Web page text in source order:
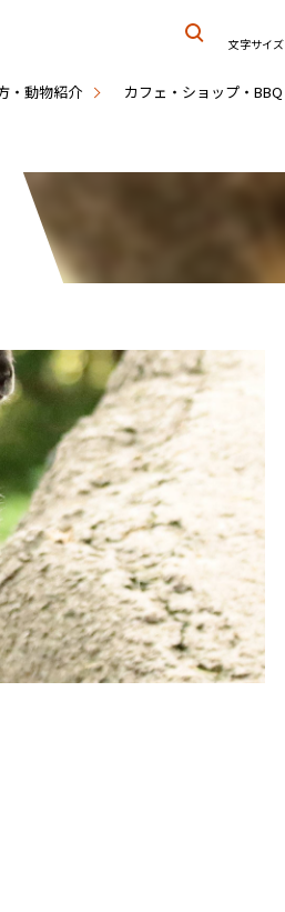
・動物紹介 カフェ・ショップ・BBQ
文字サイズ